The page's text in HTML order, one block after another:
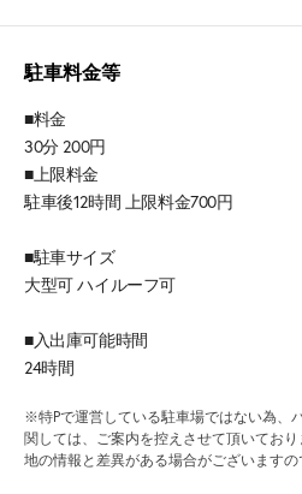
駐車料金等
■料金
30分 200円
■上限料金
駐車後12時間 上限料金700円
■駐車サイズ
大型可 ハイルーフ可
■入出庫可能時間
24時間
※特Pで運営している駐車場ではない為、
関しては、ご案内を控えさせて頂いてお
地の情報と差異がある場合がございますの